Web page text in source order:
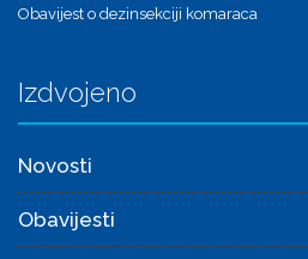
Obavijest o dezinsekciji komaraca
Izdvojeno
Novosti
Obavijesti